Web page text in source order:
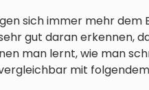
sich immer mehr dem
gut daran erkennen,
man lernt, wie man
mit